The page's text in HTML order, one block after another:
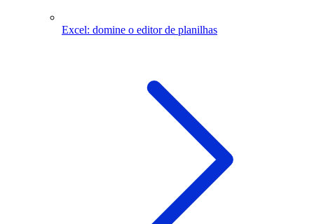
Excel: domine o editor de planilhas